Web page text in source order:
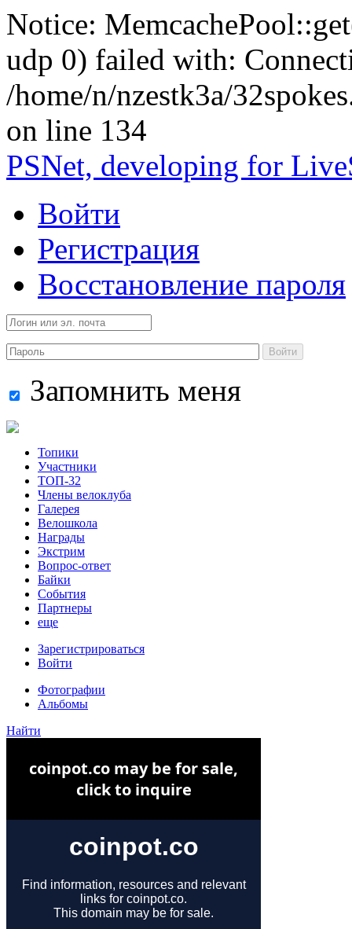
Notice:
udp 0) failed with:
/home/n/nzestk3a/
on line 134
PSNet, developing for
Войти
Регистрация
Восстановление пароля
Войти
Запомнить меня
Топики
Участники
ТОП-32
Члены велоклуба
Галерея
Велошкола
Награды
Экстрим
Вопрос-ответ
Байки
События
Партнеры
еще
Зарегистрироваться
Войти
Фотографии
Альбомы
Найти